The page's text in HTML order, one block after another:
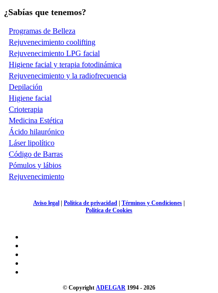
¿Sabías que tenemos?
Programas de Belleza
Rejuvenecimiento coolifting
Rejuvenecimiento LPG facial
Higiene facial y terapia fotodinámica
Rejuvenecimiento y la radiofrecuencia
Depilación
Higiene facial
Crioterapia
Medicina Estética
Ácido hilaurónico
Láser lipolítico
Código de Barras
Pómulos y lábios
Rejuvenecimiento
Aviso legal | Política de privacidad | Términos y Condiciones |
Política de Cookies
© Copyright ADELGAR 1994 - 2026